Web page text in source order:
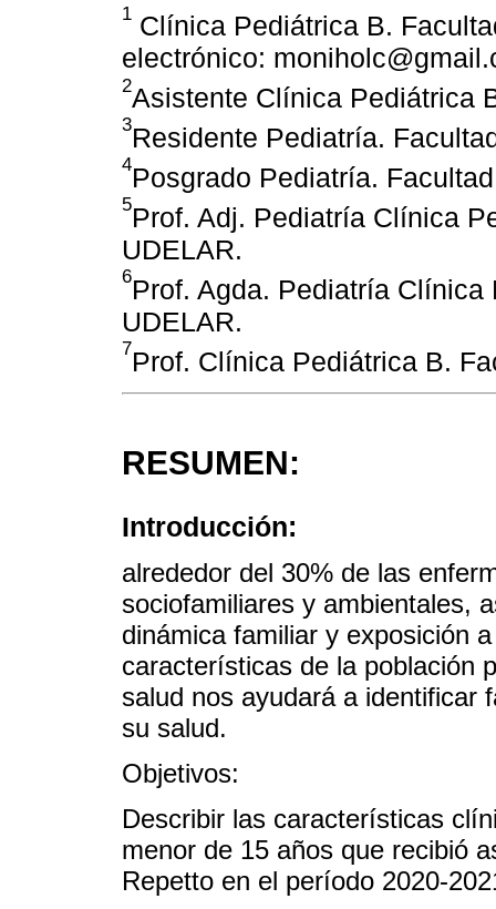
1 Clínica Pediátrica B.
electrónico:
2Asistente Clínica Pediátrica
3Residente Pediatría.
4Posgrado Pediatría.
5Prof. Adj. Pediatría Clínica
UDELAR.
6Prof. Agda. Pediatría
UDELAR.
7Prof. Clínica Pediátrica B.
RESUMEN:
Introducción:
alrededor del 30% de las
sociofamiliares y ambientales,
dinámica familiar y exposición
características de la población
salud nos ayudará a identificar
su salud.
Objetivos:
Describir las características
menor de 15 años que recibió
Repetto en el período 2020-